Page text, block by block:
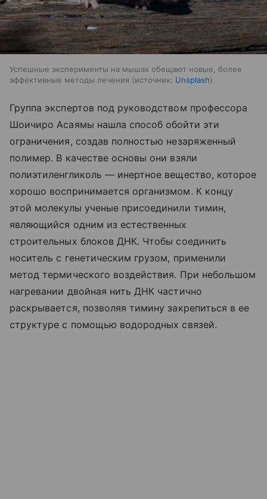
Успешные эксперименты на мышах обещают новые, более
эффективные методы лечения
источник: Unsplash
Группа экспертов под руководством профессора
Шоичиро Асаямы нашла способ обойти эти
ограничения, создав полностью незаряженный
полимер. В качестве основы они взяли
полиэтиленгликоль — инертное вещество, которое
хорошо воспринимается организмом. К концу
этой молекулы ученые присоединили тимин,
являющийся одним из естественных
строительных блоков ДНК. Чтобы соединить
носитель с генетическим грузом, применили
метод термического воздействия. При небольшом
нагревании двойная нить ДНК частично
раскрывается, позволяя тимину закрепиться в ее
структуре с помощью водородных связей.